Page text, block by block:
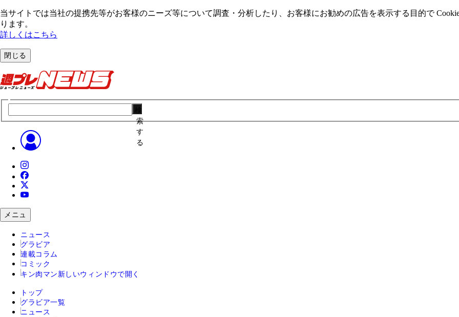
当サイトでは当社の提携先等がお客様のニーズ等について調査・分析したり、お客様にお勧めの広告を表⽰する⽬的で
ります。
詳しくはこちら
閉じる
索
す
る
メニュ
ニュース
グラビア
連載コラム
コミック
キン肉マン 新しいウィンドウで開く
トップ
グラビア一覧
ニュース